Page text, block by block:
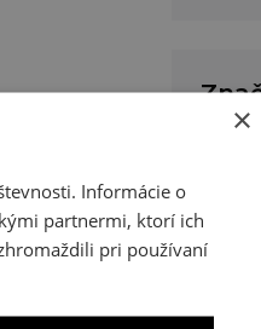
×
Informácie o
partnermi, ktorí ich
pri používaní